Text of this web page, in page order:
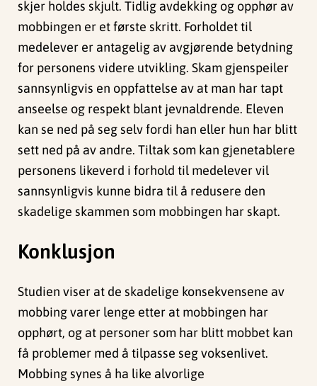
skjer holdes skjult. Tidlig avdekking og opphør av
mobbingen er et første skritt. Forholdet til
medelever er antagelig av avgjørende betydning
for personens videre utvikling. Skam gjenspeiler
sannsynligvis en oppfattelse av at man har tapt
anseelse og respekt blant jevnaldrende. Eleven
kan se ned på seg selv fordi han eller hun har blitt
sett ned på av andre. Tiltak som kan gjenetablere
personens likeverd i forhold til medelever vil
sannsynligvis kunne bidra til å redusere den
skadelige skammen som mobbingen har skapt.
Konklusjon
Studien viser at de skadelige konsekvensene av
mobbing varer lenge etter at mobbingen har
opphørt, og at personer som har blitt mobbet kan
få problemer med å tilpasse seg voksenlivet.
Mobbing synes å ha like alvorlige